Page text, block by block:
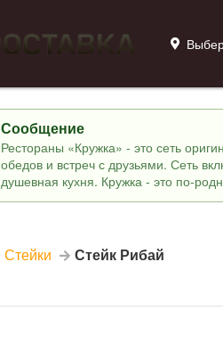
Сообщение
Рестораны «Кружка» - это сеть
обедов и встреч с друзьями. Сеть
душевная кухня. Кружка - это по-
Стейки Стейк Рибай